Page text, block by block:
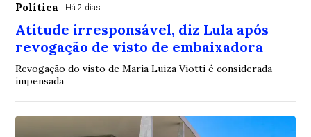
Política Há 2 dias
Atitude irresponsável, diz Lula após
revogação de visto de embaixadora
Revogação do visto de Maria Luiza Viotti é considerada
impensada